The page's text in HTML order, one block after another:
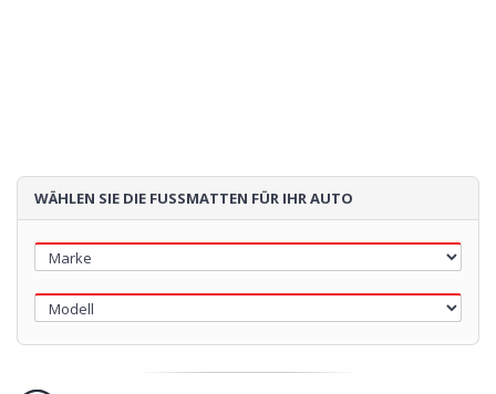
WÄHLEN SIE DIE FUSSMATTEN FÜR IHR AUTO